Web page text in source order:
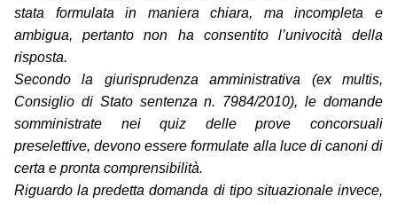
stata formulata in maniera chiara, ma incompleta e
ambigua, pertanto non ha consentito l’univocità della
risposta.
Secondo la giurisprudenza amministrativa (ex multis,
Consiglio di Stato sentenza n. 7984/2010), le domande
somministrate nei quiz delle prove concorsuali
preselettive, devono essere formulate alla luce di canoni di
certa e pronta comprensibilità.
Riguardo la predetta domanda di tipo situazionale invece,